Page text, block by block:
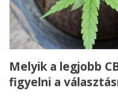
Melyik a legjobb
figyelni a